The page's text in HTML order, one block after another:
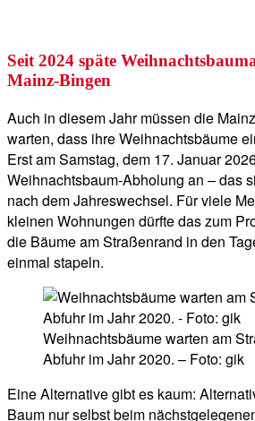
Seit 2024 späte
Mainz-Bingen
Auch in diesem Jahr müssen die
warten, dass ihre Weihnachtsbäume
Erst am Samstag, dem 17. Januar
Weihnachtsbaum-Abholung an – das
nach dem Jahreswechsel. Für viele
kleinen Wohnungen dürfte das zum
die Bäume am Straßenrand in den
einmal stapeln.
Weihnachtsbäume warten am
Abfuhr im Jahr 2020. – Foto: gik
Eine Alternative gibt es kaum:
Baum nur selbst beim